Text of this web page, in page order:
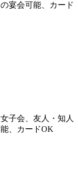
宴会可能、カード
子会、友人・知人
、カードOK